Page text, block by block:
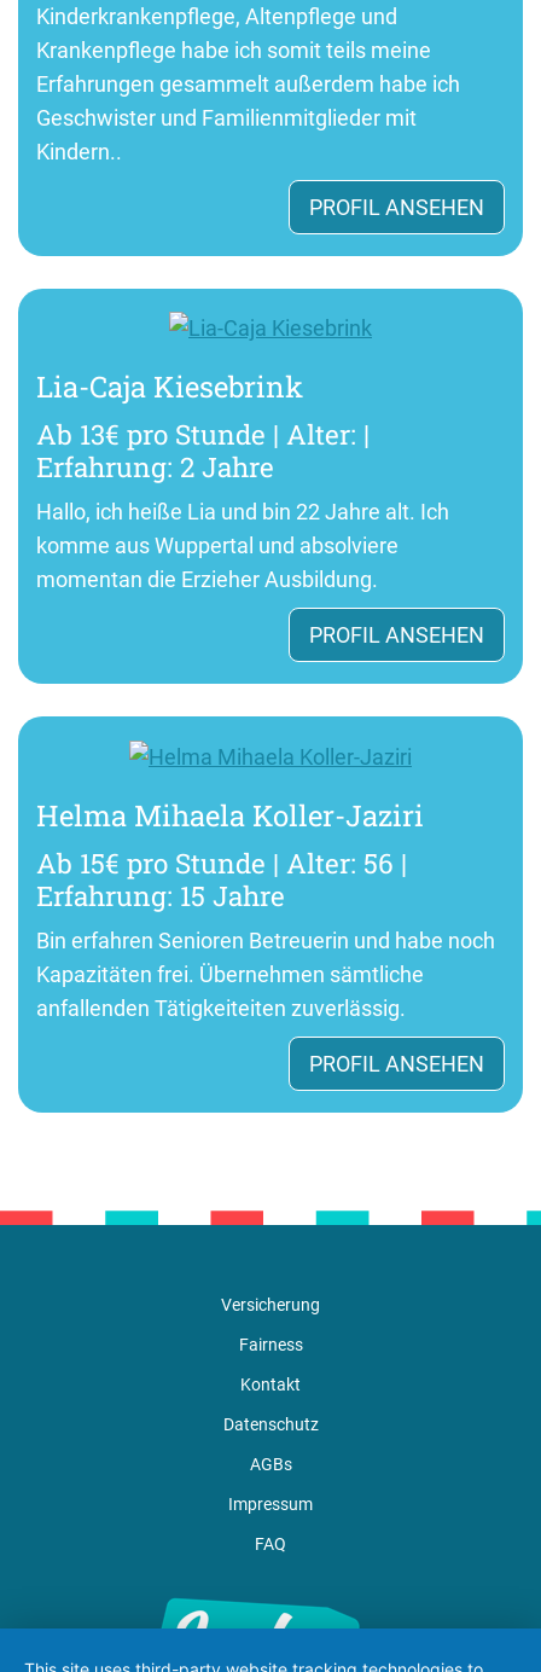
Kinderkrankenpflege, Altenpflege und
Krankenpflege habe ich somit teils meine
Erfahrungen gesammelt außerdem habe ich
Geschwister und Familienmitglieder mit
Kindern..
PROFIL ANSEHEN
Lia-Caja Kiesebrink
Ab 13€ pro Stunde | Alter: |
Erfahrung: 2 Jahre
Hallo, ich heiße Lia und bin 22 Jahre alt. Ich
komme aus Wuppertal und absolviere
momentan die Erzieher Ausbildung.
PROFIL ANSEHEN
Helma Mihaela Koller-Jaziri
Ab 15€ pro Stunde | Alter: 56 |
Erfahrung: 15 Jahre
Bin erfahren Senioren Betreuerin und habe noch
Kapazitäten frei. Übernehmen sämtliche
anfallenden Tätigkeiteiten zuverlässig.
PROFIL ANSEHEN
Versicherung
Fairness
Kontakt
Datenschutz
AGBs
Impressum
FAQ